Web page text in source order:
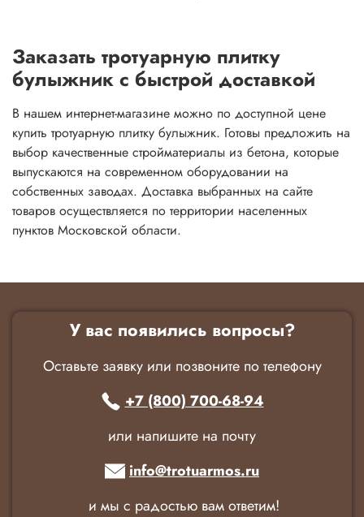
Заказать тротуарную плитку
булыжник с быстрой доставкой
В нашем интернет-магазине можно по доступной цене
купить тротуарную плитку булыжник. Готовы предложить на
выбор качественные стройматериалы из бетона, которые
выпускаются на современном оборудовании на
собственных заводах. Доставка выбранных на сайте
товаров осуществляется по территории населенных
пунктов Московской области.
У вас появились вопросы?
Оставьте заявку или позвоните по телефону
+7 (800) 700-68-94
или напишите на почту
info@trotuarmos.ru
и мы с радостью вам ответим!